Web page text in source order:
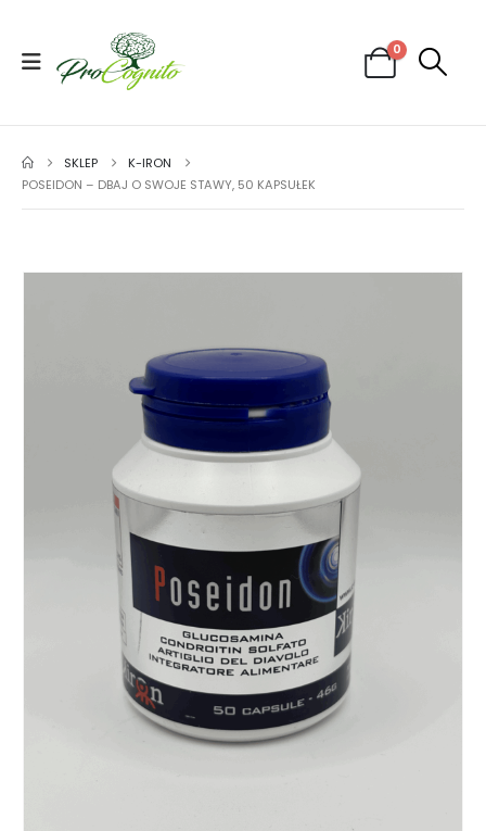
0
SKLEP
K-IRON
POSEIDON – DBAJ O SWOJE STAWY, 50 KAPSUŁEK